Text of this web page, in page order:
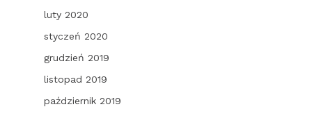
luty 2020
styczeń 2020
grudzień 2019
listopad 2019
październik 2019